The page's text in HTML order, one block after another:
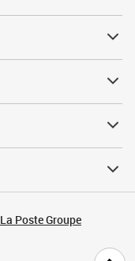
La Poste Groupe